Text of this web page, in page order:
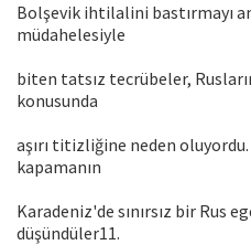
Bolşevik ihtilalini bastırmayı
müdahelesiyle
biten tatsız tecrübeler,
konusunda
aşırı titizliğine neden
kapamanın
Karadeniz'de sınırsız bir Rus
düşündüler11.